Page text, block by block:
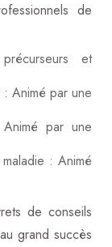
de
et
: Animé par une
par une
: Animé
de conseils
grand succès